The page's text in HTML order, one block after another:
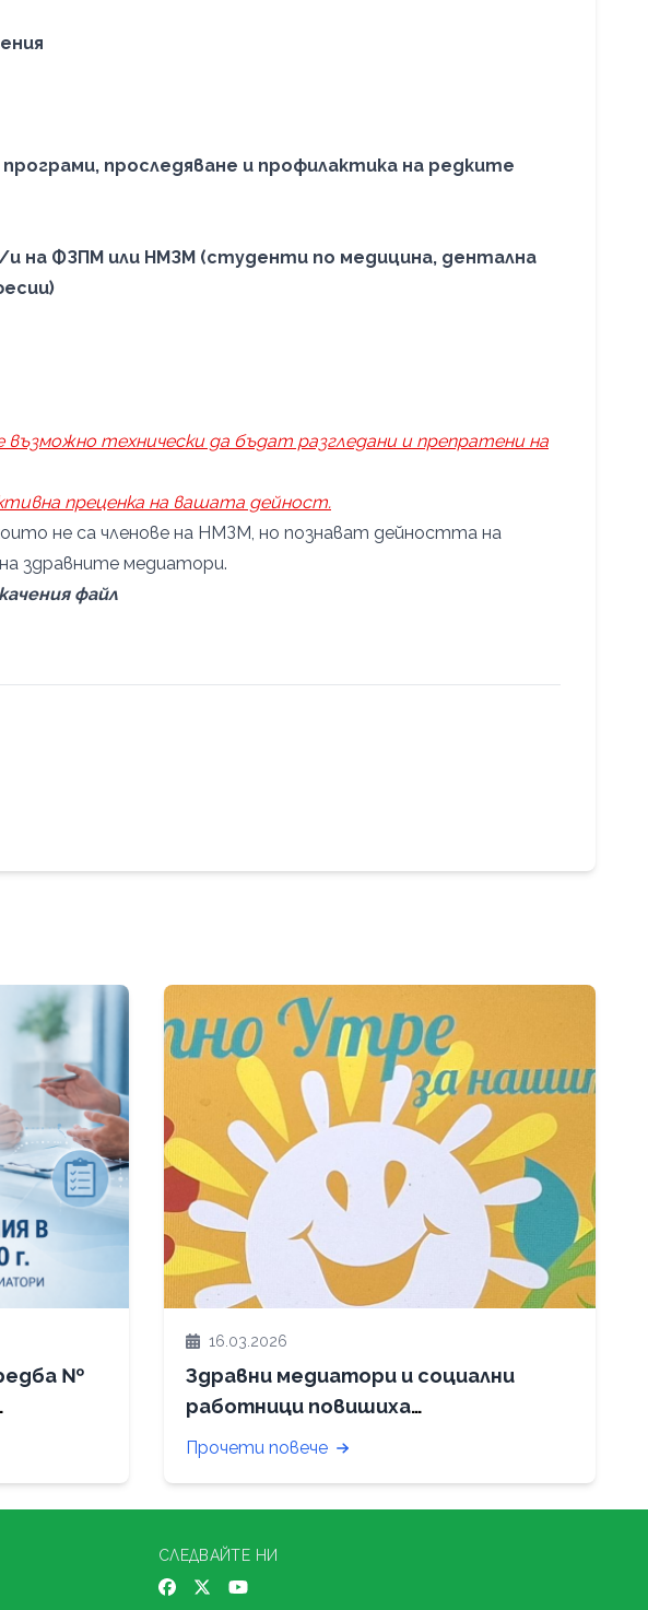
проследяване и профилактика на редките
на ФЗПМ или НМЗМ (студенти по медицина, дентална
технически да бъдат разгледани и препратени на
преценка на вашата дейност.
не са членове на НМЗМ, но познават дейността на
здравните медиатори.
файл
№
16.03.2026
Здравни медиатори и социални
работници повишиха
професионалната си
Прочети повече
СЛЕДВАЙТЕ НИ